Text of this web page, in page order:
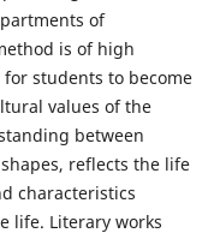
of
is of high
students to become
values of the
between
reflects the life
characteristics
life. Literary works